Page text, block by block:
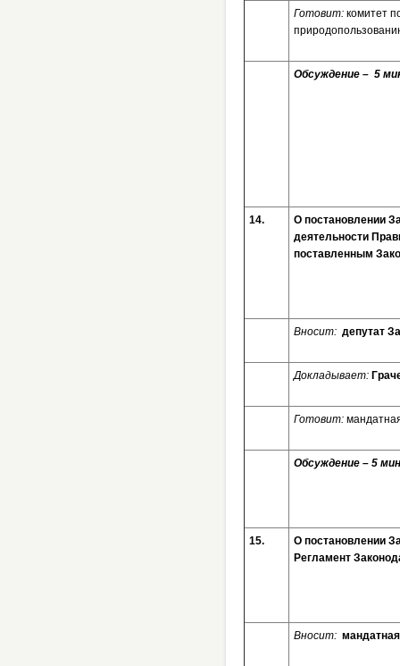
Готовит: комитет
Обсуждение – 5
14.
О постановлении
деятельности
поставленным
Вносит: депутат
Докладывает:
Готовит:
Обсуждение – 5
15.
О постановлении
Регламент
Вносит: